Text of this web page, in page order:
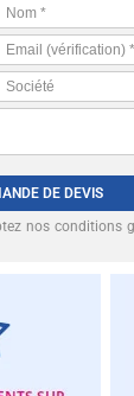
DE DEVIS
nosconditions